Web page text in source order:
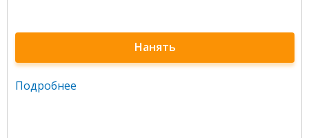
Нанять
Подробнее